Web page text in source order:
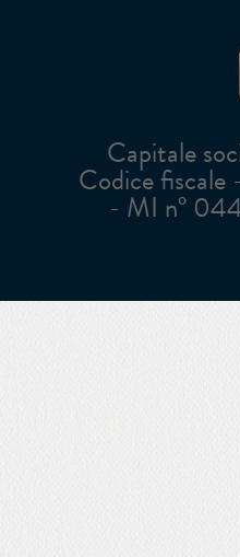
Capitale
Codice fiscale
- MI n°